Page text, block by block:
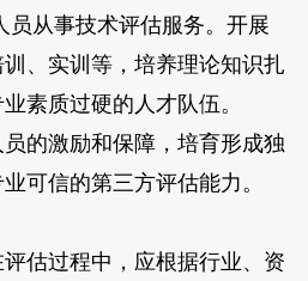
员从事技术评估服务。开展
、实训等，培养理论知识扎
素质过硬的人才队伍。
激励和保障，培育形成独
可信的第三方评估能力。
过程中，应根据行业、资